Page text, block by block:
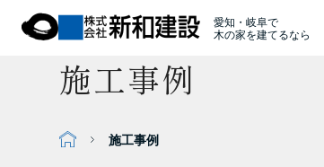
愛知・岐阜で
木の家を建てるなら
施工事例
施工事例